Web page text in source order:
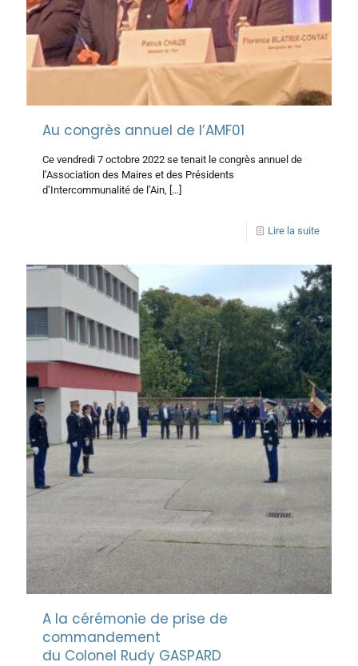
Au congrès annuel de l’AMF01
Ce vendredi 7 octobre 2022 se tenait le congrès annuel de
l’Association des Maires et des Présidents
d’Intercommunalité de l’Ain, […]
Lire la suite
A la cérémonie de prise de
commandement
du Colonel Rudy GASPARD